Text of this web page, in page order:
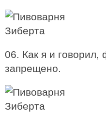
06. Как я и говорил,
запрещено.